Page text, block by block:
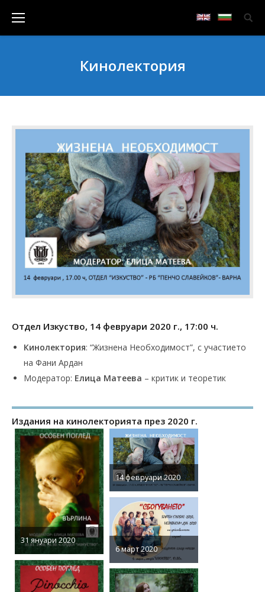
Кинолектория
Отдел Изкуство, 14 февруари 2020 г., 17:00 ч.
Кинолектория: “Жизнена Необходимост”, с участието
на Фани Ардан
Модератор: Елица Матеева – критик и теоретик
Издания на кинолекторията през 2020 г.
31 януари 2020
14 февруари 2020
6 март 2020